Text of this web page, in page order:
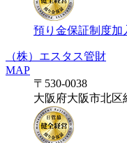
預り金保証制度加
（株）エスタス管財
MAP
〒530-0038
大阪府大阪市北区